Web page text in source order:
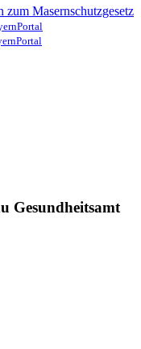
Masernschutzgesetz
Gesundheitsamt